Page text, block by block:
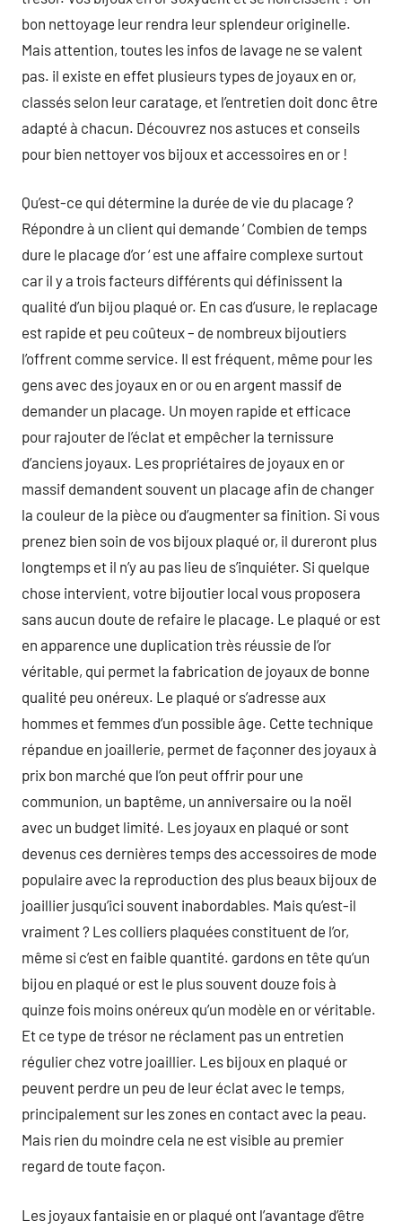
bon nettoyage leur rendra leur splendeur originelle.
Mais attention, toutes les infos de lavage ne se valent
pas. il existe en effet plusieurs types de joyaux en or,
classés selon leur caratage, et l’entretien doit donc être
adapté à chacun. Découvrez nos astuces et conseils
pour bien nettoyer vos bijoux et accessoires en or !
Qu’est-ce qui détermine la durée de vie du placage ?
Répondre à un client qui demande ‘ Combien de temps
dure le placage d’or ‘ est une affaire complexe surtout
car il y a trois facteurs différents qui définissent la
qualité d’un bijou plaqué or. En cas d’usure, le replacage
est rapide et peu coûteux – de nombreux bijoutiers
l’offrent comme service. Il est fréquent, même pour les
gens avec des joyaux en or ou en argent massif de
demander un placage. Un moyen rapide et efficace
pour rajouter de l’éclat et empêcher la ternissure
d’anciens joyaux. Les propriétaires de joyaux en or
massif demandent souvent un placage afin de changer
la couleur de la pièce ou d’augmenter sa finition. Si vous
prenez bien soin de vos bijoux plaqué or, il dureront plus
longtemps et il n’y au pas lieu de s’inquiéter. Si quelque
chose intervient, votre bijoutier local vous proposera
sans aucun doute de refaire le placage. Le plaqué or est
en apparence une duplication très réussie de l’or
véritable, qui permet la fabrication de joyaux de bonne
qualité peu onéreux. Le plaqué or s’adresse aux
hommes et femmes d’un possible âge. Cette technique
répandue en joaillerie, permet de façonner des joyaux à
prix bon marché que l’on peut offrir pour une
communion, un baptême, un anniversaire ou la noël
avec un budget limité. Les joyaux en plaqué or sont
devenus ces dernières temps des accessoires de mode
populaire avec la reproduction des plus beaux bijoux de
joaillier jusqu’ici souvent inabordables. Mais qu’est-il
vraiment ? Les colliers plaquées constituent de l’or,
même si c’est en faible quantité. gardons en tête qu’un
bijou en plaqué or est le plus souvent douze fois à
quinze fois moins onéreux qu’un modèle en or véritable.
Et ce type de trésor ne réclament pas un entretien
régulier chez votre joaillier. Les bijoux en plaqué or
peuvent perdre un peu de leur éclat avec le temps,
principalement sur les zones en contact avec la peau.
Mais rien du moindre cela ne est visible au premier
regard de toute façon.
Les joyaux fantaisie en or plaqué ont l’avantage d’être